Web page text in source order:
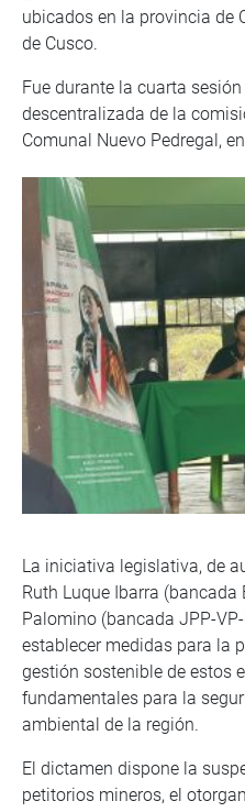
ubicados en la provincia de
de Cusco.
Fue durante la cuarta
descentralizada de la
Comunal Nuevo Pedregal,
La iniciativa legislativa, de
Ruth Luque Ibarra (bancada
Palomino (bancada JPP-
establecer medidas para la
gestión sostenible de estos
fundamentales para la
ambiental de la región.
El dictamen dispone la
petitorios mineros, el